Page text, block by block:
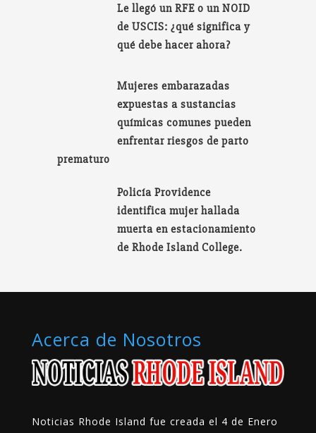
Le llegó un RFE o un NOID
de USCIS: ¿qué significa y
qué debe hacer ahora?
Mujeres embarazadas
expuestas a sustancias
químicas comunes pueden
enfrentar riesgos de parto
prematuro
Policía Providence
identifica mujer hallada
muerta en estacionamiento
de Rhode Island College.
Acerca de Nosotros
Noticias Rhode Island fue creada el 4 de Enero